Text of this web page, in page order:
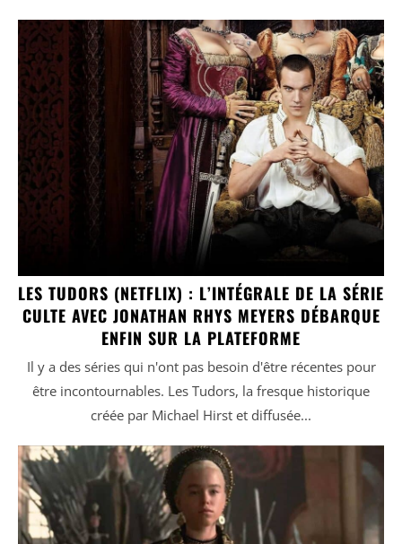
LES TUDORS (NETFLIX) : L’INTÉGRALE DE LA SÉRIE
CULTE AVEC JONATHAN RHYS MEYERS DÉBARQUE
ENFIN SUR LA PLATEFORME
Il y a des séries qui n'ont pas besoin d'être récentes pour
être incontournables. Les Tudors, la fresque historique
créée par Michael Hirst et diffusée...